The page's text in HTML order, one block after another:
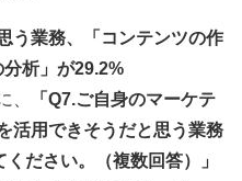
う業務、「コンテンツの作
析」が29.2%
、
「Q7.ご自身のマーケテ
活用できそうだと思う業務
ださい。（複数回答）」